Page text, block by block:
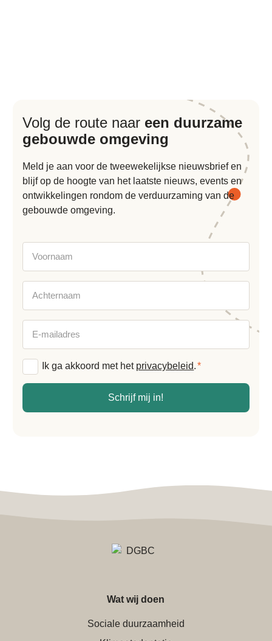
Volg de route naar een duurzame
gebouwde omgeving
Meld je aan voor de tweewekelijkse nieuwsbrief en
blijf op de hoogte van het laatste nieuws, events en
ontwikkelingen rondom de verduurzaming van de
gebouwde omgeving.
mailadres
Algemene
Ik ga akkoord met het privacybeleid.*
Schrijf mij in!
Wat wij doen
Sociale duurzaamheid